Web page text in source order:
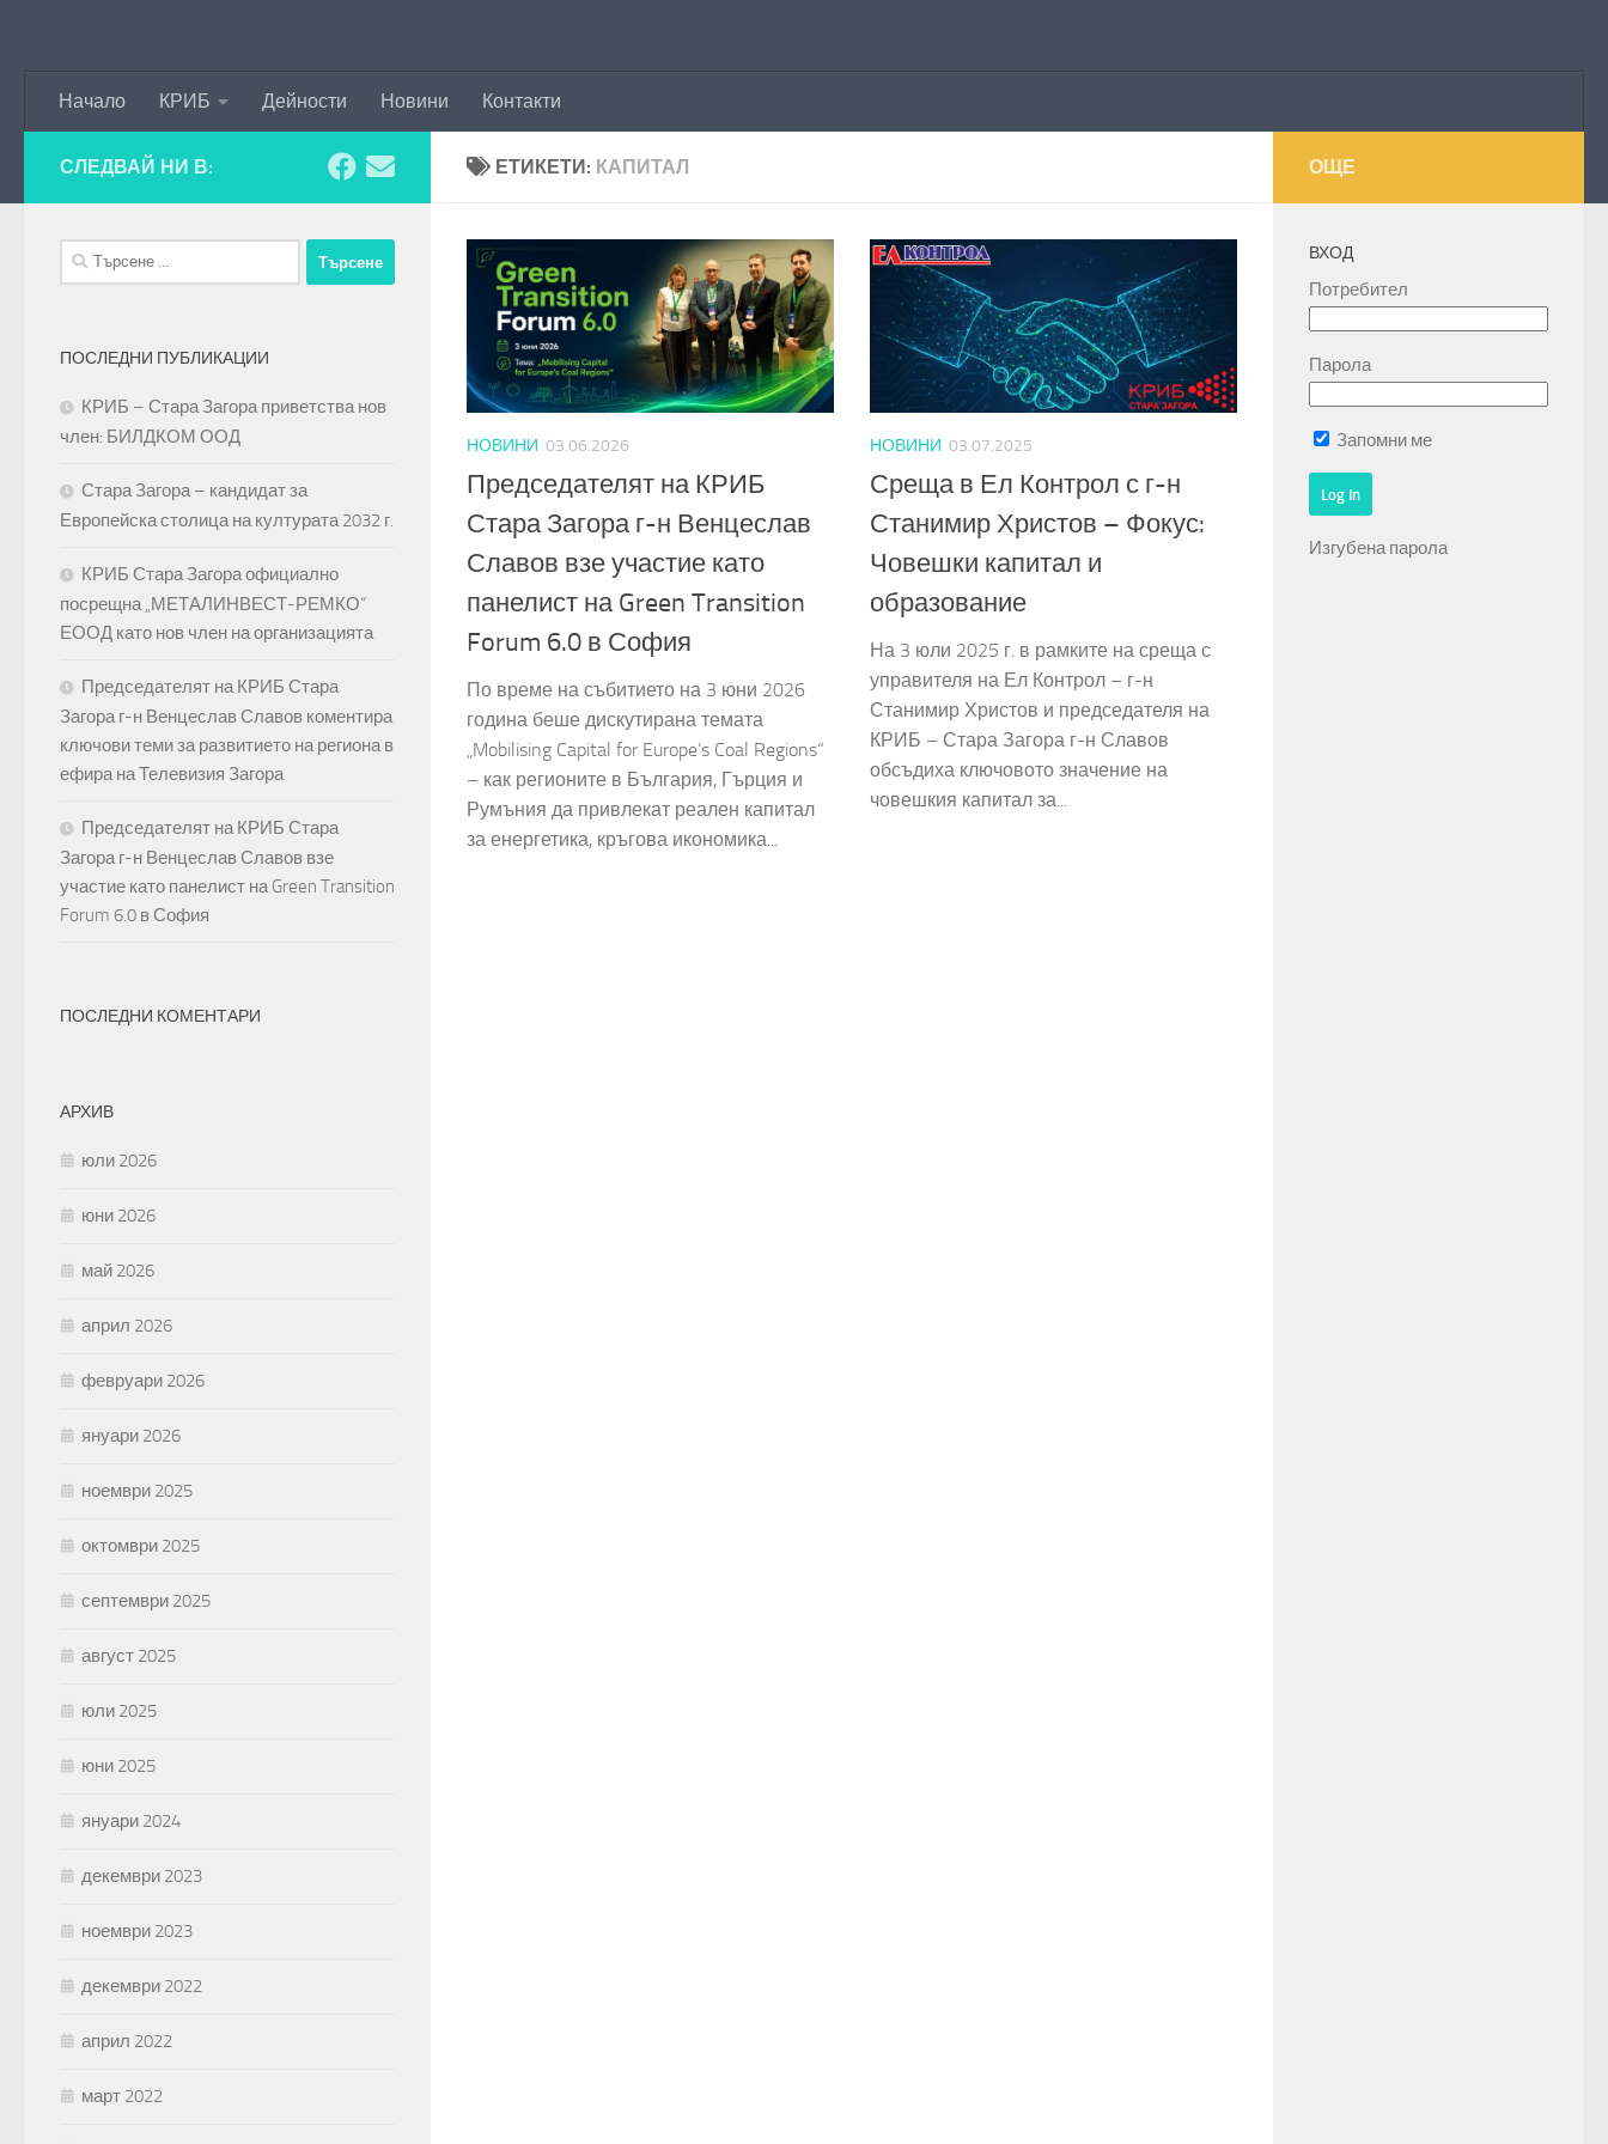
Начало КРИБ Дейности Новини Контакти
ЕТИКЕТИ: КАПИТАЛ
НОВИНИ 03.06.2026
Председателят на КРИБ
Стара Загора г-н Венцеслав
Славов взе участие като
панелист на Green Transition
Forum 6.0 в София
По време на събитието на 3 юни 2026
година беше дискутирана темата
„Mobilising Capital for Europe’s Coal Regions“
– как регионите в България, Гърция и
Румъния да привлекат реален капитал
за енергетика, кръгова икономика...
НОВИНИ 03.07.2025
Среща в Ел Контрол с г-н
Станимир Христов – Фокус:
Човешки капитал и
образование
На 3 юли 2025 г. в рамките на среща с
управителя на Ел Контрол – г-н
Станимир Христов и председателя на
КРИБ – Стара Загора г-н Славов
обсъдиха ключовото значение на
човешкия капитал за...
СЛЕДВАЙ НИ В:
Търсене
за:
ПОСЛЕДНИ ПУБЛИКАЦИИ
КРИБ – Стара Загора приветства нов
член: БИЛДКОМ ООД
Стара Загора – кандидат за
Европейска столица на културата 2032 г.
КРИБ Стара Загора официално
посрещна „МЕТАЛИНВЕСТ-РЕМКО“
ЕООД като нов член на организацията
Председателят на КРИБ Стара
Загора г-н Венцеслав Славов коментира
ключови теми за развитието на региона в
ефира на Телевизия Загора
Председателят на КРИБ Стара
Загора г-н Венцеслав Славов взе
участие като панелист на Green Transition
Forum 6.0 в София
ПОСЛЕДНИ КОМЕНТАРИ
АРХИВ
юли 2026
юни 2026
май 2026
април 2026
февруари 2026
януари 2026
ноември 2025
октомври 2025
септември 2025
август 2025
юли 2025
юни 2025
януари 2024
декември 2023
ноември 2023
декември 2022
април 2022
март 2022
ОЩЕ
ВХОД
Потребител
Парола
Запомни ме
Изгубена парола